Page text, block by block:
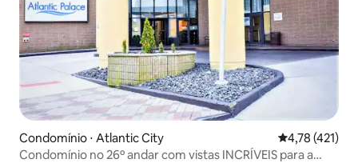
Condomínio ⋅ Atlantic City 4,78 de uma
4,78 (421)
Condomínio no 26º andar com vistas INCRÍVEIS para a